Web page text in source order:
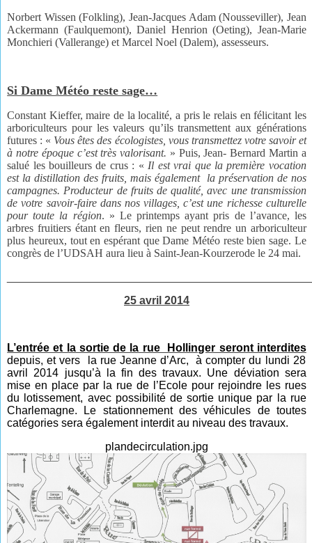
Norbert Wissen (Folkling), Jean-Jacques Adam (Nousseviller), Jean
Ackermann (Faulquemont), Daniel Henrion (Oeting), Jean-Marie
Monchieri (Vallerange) et Marcel Noel (Dalem), assesseurs.
Si Dame Météo reste sage…
Constant Kieffer, maire de la localité, a pris le relais en félicitant les
arboriculteurs pour les valeurs qu’ils transmettent aux générations
futures : « Vous êtes des écologistes, vous transmettez votre savoir et
à notre époque c’est très valorisant. » Puis, Jean- Bernard Martin a
salué les bouilleurs de crus : « Il est vrai que la première vocation
est la distillation des fruits, mais également la préservation de nos
campagnes. Producteur de fruits de qualité, avec une transmission
de votre savoir-faire dans nos villages, c’est une richesse culturelle
pour toute la région. » Le printemps ayant pris de l’avance, les
arbres fruitiers étant en fleurs, rien ne peut rendre un arboriculteur
plus heureux, tout en espérant que Dame Météo reste bien sage. Le
congrès de l’UDSAH aura lieu à Saint-Jean-Kourzerode le 24 mai.
25 avril 2014
L’entrée et la sortie de la rue Hollinger seront interdites
depuis, et vers la rue Jeanne d’Arc, à compter du lundi 28
avril 2014 jusqu’à la fin des travaux. Une déviation sera
mise en place par la rue de l’Ecole pour rejoindre les rues
du lotissement, avec possibilité de sortie unique par la rue
Charlemagne.
Le stationnement des véhicules de toutes
catégories sera également interdit au niveau des travaux.
plandecirculation.jpg